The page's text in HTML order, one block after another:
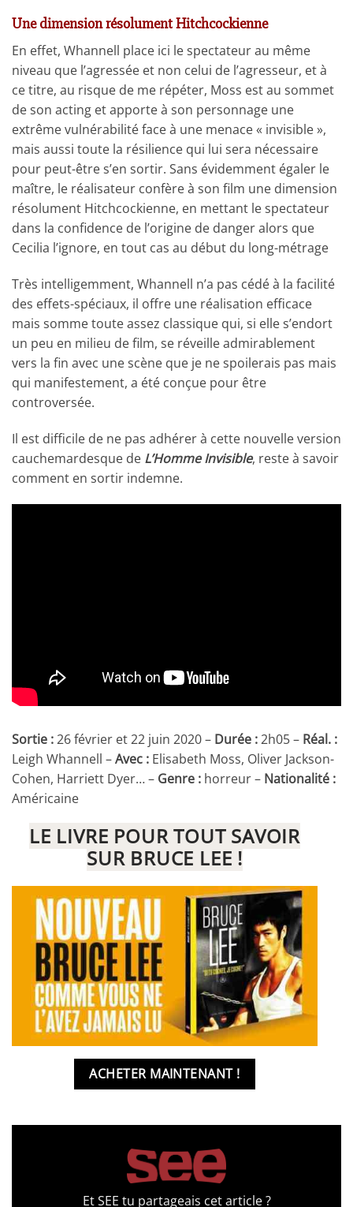
Une dimension résolument Hitchcockienne
En effet, Whannell place ici le spectateur au même
niveau que l’agressée et non celui de l’agresseur, et à
ce titre, au risque de me répéter, Moss est au sommet
de son acting et apporte à son personnage une
extrême vulnérabilité face à une menace « invisible »,
mais aussi toute la résilience qui lui sera nécessaire
pour peut-être s’en sortir. Sans évidemment égaler le
maître, le réalisateur confère à son film une dimension
résolument Hitchcockienne, en mettant le spectateur
dans la confidence de l’origine de danger alors que
Cecilia l’ignore, en tout cas au début du long-métrage
Très intelligemment, Whannell n’a pas cédé à la facilité
des effets-spéciaux, il offre une réalisation efficace
mais somme toute assez classique qui, si elle s’endort
un peu en milieu de film, se réveille admirablement
vers la fin avec une scène que je ne spoilerais pas mais
qui manifestement, a été conçue pour être
controversée.
Il est difficile de ne pas adhérer à cette nouvelle version
cauchemardesque de L’Homme Invisible, reste à savoir
comment en sortir indemne.
Sortie :26 février et 22 juin 2020 – Durée :2h05 – Réal. :
Leigh Whannell –Avec : Elisabeth Moss, Oliver Jackson-
Cohen, Harriett Dyer… – Genre : horreur – Nationalité :
Américaine
LE LIVRE POUR TOUT SAVOIR
SUR BRUCE LEE !
ACHETER MAINTENANT !
Et SEE tu partageais cet article ?